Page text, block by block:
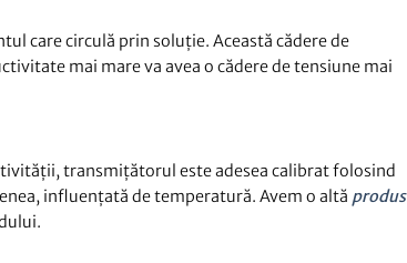
care circulă prin soluție. Această cădere de
mai mare va avea o cădere de tensiune mai
transmițătorul este adesea calibrat folosind
influențată de temperatură. Avem o altă produs